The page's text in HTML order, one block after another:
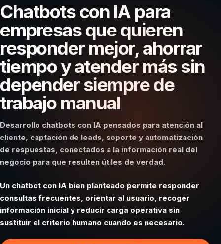
Chatbots con IA para
empresas que quieren
responder mejor, ahorrar
tiempo y atender más sin
depender siempre de
trabajo manual
Desarrollo chatbots con IA pensados para atención al
cliente, captación de leads, soporte y automatización
de respuestas, conectados a la información real del
negocio para que resulten útiles de verdad.
Un chatbot con IA bien planteado permite responder
consultas frecuentes, orientar al usuario, recoger
información inicial y reducir carga operativa sin
sustituir el criterio humano cuando es necesario.